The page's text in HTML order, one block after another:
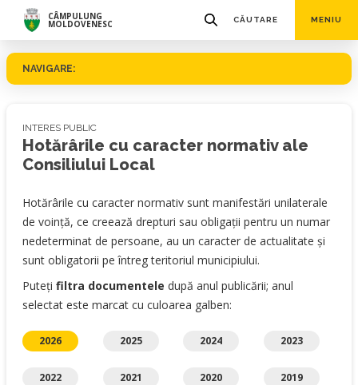
CÂMPULUNG
MOLDOVENESC CĂUTARE MENIU
NAVIGARE:
INTERES PUBLIC
Hotărârile cu caracter normativ ale
Consiliului Local
Hotărârile cu caracter normativ sunt manifestări unilaterale
de voință, ce creează drepturi sau obligații pentru un numar
nedeterminat de persoane, au un caracter de actualitate și
sunt obligatorii pe întreg teritoriul municipiului.
Puteți filtra documentele după anul publicării; anul
selectat este marcat cu culoarea galben:
2026 2025 2024 2023
2022 2021 2020 2019